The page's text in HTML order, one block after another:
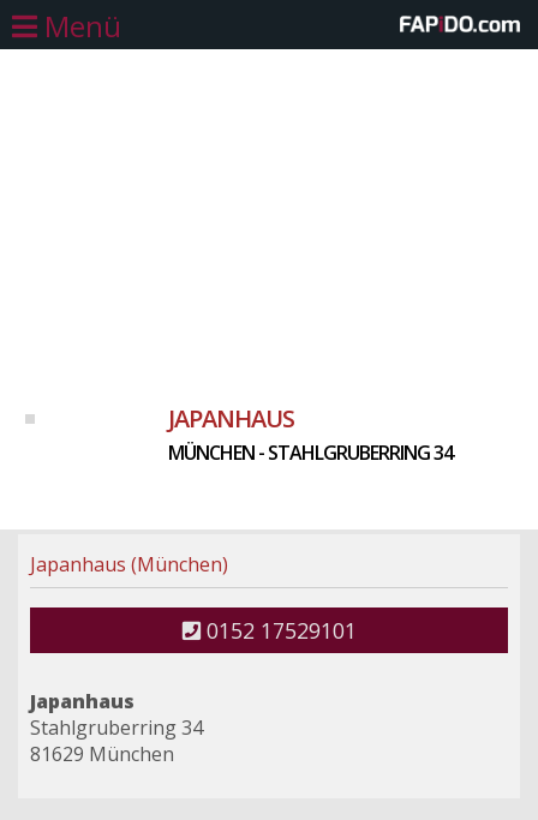
Menü
JAPANHAUS
MÜNCHEN - STAHLGRUBERRING 34
Japanhaus (München)
0152 17529101
Japanhaus
Stahlgruberring 34
81629 München